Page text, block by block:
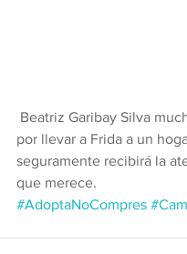
por llevar a Frida a un
seguramente recibirá la
que merece.
#AdoptaNoCompres